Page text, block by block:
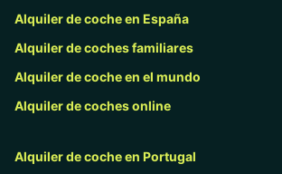
Alquiler de coche en España
Alquiler de coches familiares
Alquiler de coche en el mundo
Alquiler de coches online
Alquiler de coche en Portugal